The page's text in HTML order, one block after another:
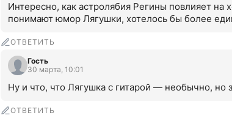
Интересно, как астролябия Регины повлияет на
понимают юмор Лягушки, хотелось бы более
ОТВЕТИТЬ
Гость
30 марта, 10:01
Ну и что, что Лягушка с гитарой — необычно, но
ОТВЕТИТЬ